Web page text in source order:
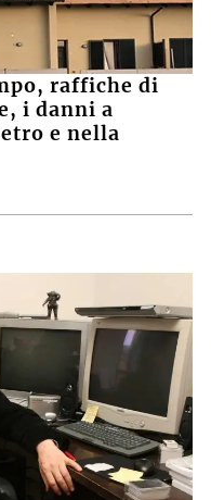
raffiche di
i danni a
e nella